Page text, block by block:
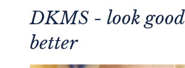
DKMS - look
better